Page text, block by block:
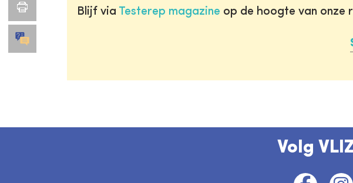
Blijf via Testerep magazine op de hoogte van onze
Volg